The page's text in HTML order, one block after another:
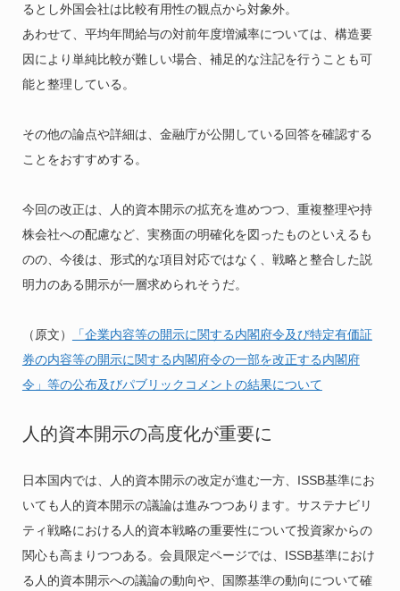
るとし外国会社は比較有用性の観点から対象外。
あわせて、平均年間給与の対前年度増減率については、構造要
因により単純比較が難しい場合、補足的な注記を行うことも可
能と整理している。
その他の論点や詳細は、金融庁が公開している回答を確認する
ことをおすすめする。
今回の改正は、人的資本開示の拡充を進めつつ、重複整理や持
株会社への配慮など、実務面の明確化を図ったものといえるも
のの、今後は、形式的な項目対応ではなく、戦略と整合した説
明力のある開示が一層求められそうだ。
（原文）
「企業内容等の開示に関する内閣府令及び特定有価証
券の内容等の開示に関する内閣府令の一部を改正する内閣府
令」等の公布及びパブリックコメントの結果について
人的資本開示の高度化が重要に
日本国内では、人的資本開示の改定が進む一方、ISSB基準にお
いても人的資本開示の議論は進みつつあります。サステナビリ
ティ戦略における人的資本戦略の重要性について投資家からの
関心も高まりつつある。会員限定ページでは、ISSB基準におけ
る人的資本開示への議論の動向や、国際基準の動向について確